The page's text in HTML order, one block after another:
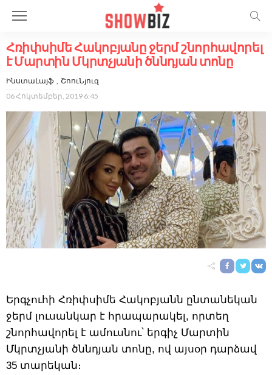
Հռիփսիմե Հակոբյանը ջերմ շնորհավորել
է Մարտին Մկրտչյանի ծննդյան տոնը
ԻնստաԼայֆ
ՇոուՆյուզ
06 Հոկտեմբեր, 2019 6:45
Երգչուհի Հռիփսիմե Հակոբյանն ընտանեկան
ջերմ լուսանկար է հրապարակել, որտեղ
շնորհավորել է ամուսնու՝ երգիչ Մարտին
Մկրտչյանի ծննդյան տոնը, ով այսօր դարձավ
35 տարեկան։